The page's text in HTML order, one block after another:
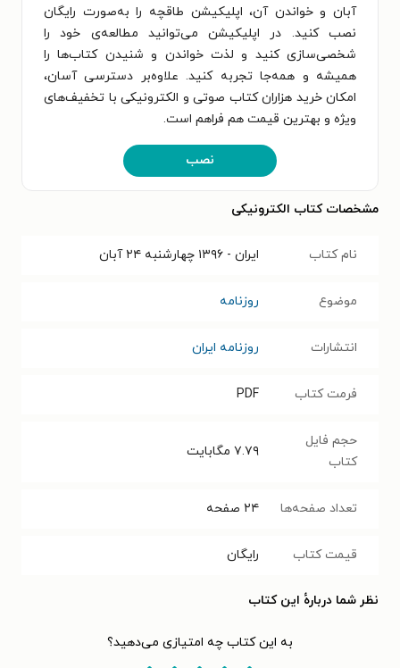
آبان و خواندن آن، اپلیکیشن طاقچه را به‌صورت رایگان
نصب کنید. در اپلیکیشن می‌توانید مطالعه‌ی خود را
شخصی‌سازی کنید و لذت خواندن و شنیدن کتاب‌ها را
همیشه و همه‌جا تجربه کنید. علاوه‌بر دسترسی آسان،
امکان خرید هزاران کتاب صوتی و الکترونیکی با تخفیف‌های
ویژه و بهترین قیمت هم فراهم است.
نصب
مشخصات کتاب الکترونیکی
نام کتاب ایران - ۱۳۹۶ چهارشنبه ۲۴ آبان
موضوع روزنامه
انتشارات روزنامه ایران
فرمت کتاب PDF
حجم فایل
کتاب
۷.۷۹ مگابایت
تعداد صفحه‌ها ۲۴ صفحه
قیمت کتاب رایگان
نظر شما دربارهٔ این کتاب
به این کتاب چه امتیازی می‌دهید؟